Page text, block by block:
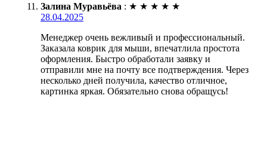
Залина Муравьёва : ★ ★ ★ ★ ★
28.04.2025
Менеджер очень вежливый и профессиональный.
Заказала коврик для мыши, впечатлила простота
оформления. Быстро обработали заявку и
отправили мне на почту все подтверждения. Через
несколько дней получила, качество отличное,
картинка яркая. Обязательно снова обращусь!